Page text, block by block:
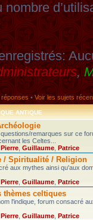
nombre
,
réponses•Voir les sujets
ANTIQUE
remarques sur ce
les Celtes...
Pierre Guillaume Patrice
/ Spiritualité / Religion
aux mythes ainsi qu'aux
Pierre Guillaume Patrice
thèmes celtiques
l'indique, forum consacré
Pierre Guillaume Patrice